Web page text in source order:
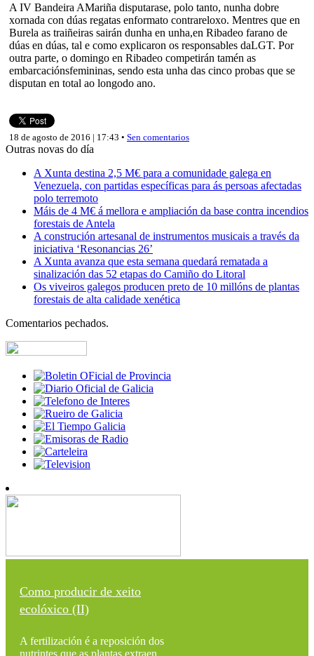
A IV Bandeira AMariña disputarase, polo tanto, nunha dobre
xornada con dúas regatas enformato contrareloxo. Mentres que en
Burela as traiñeiras sairán dunha en unha,en Ribadeo farano de
dúas en dúas, tal e como explicaron os responsables daLGT. Por
outra parte, o domingo en Ribadeo competirán tamén as
embarcaciónsfemininas, sendo esta unha das cinco probas que se
disputan en total ao longodo ano.
18 de agosto de 2016 | 17:43 • Sen comentarios
Outras novas do día
A Xunta destina 2,5 M€ para a comunidade galega en
Venezuela, con partidas específicas para ás persoas afectadas
polo terremoto
Máis de 4 M€ á mellora e ampliación da base contra incendios
forestais de Antela
A construción artesanal de instrumentos musicais a través da
iniciativa ‘Resonancias 26’
A Xunta avanza que esta semana quedará rematada a
sinalización das 52 etapas do Camiño do Litoral
Os viveiros galegos producen preto de 10 millóns de plantas
forestais de alta calidade xenética
Comentarios pechados.
Como producir de xeito
ecolóxico (II)
A fertilización é a reposición dos
nutrintes que as plantas extraen